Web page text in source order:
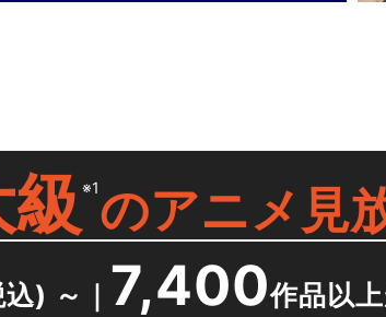
※1のアニメ見
) ～ ｜ 7,400作品以